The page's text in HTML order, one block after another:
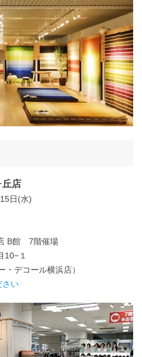
丘店
日(水)
B館 7階催場
10−１
デコール横浜店）
さい